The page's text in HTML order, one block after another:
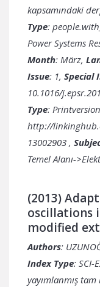
kapsamındaki
Type:
Power Systems
Month: März,
Issue: 1, Special
10.1016/
Type:
http://
13002903 ,
Temel Alanı-
(2013)
oscillations
modified
Authors:
Index Type: SCI-
yayımlanmış tam